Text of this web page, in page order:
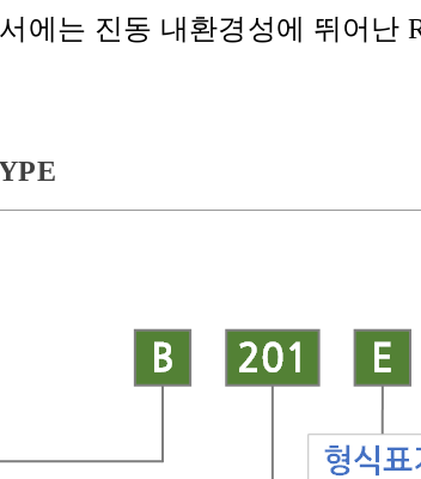
에는 진동 내환경성에 뛰어난